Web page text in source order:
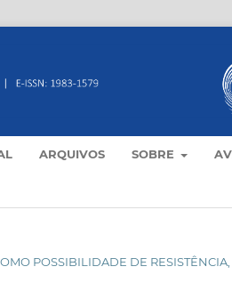
ARQUIVOS SOBRE
POSSIBILIDADE DE